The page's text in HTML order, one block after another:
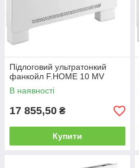
Підлоговий ультратонкий
фанкойл F.HOME 10 MV
В наявності
17 855,50 ₴
Купити